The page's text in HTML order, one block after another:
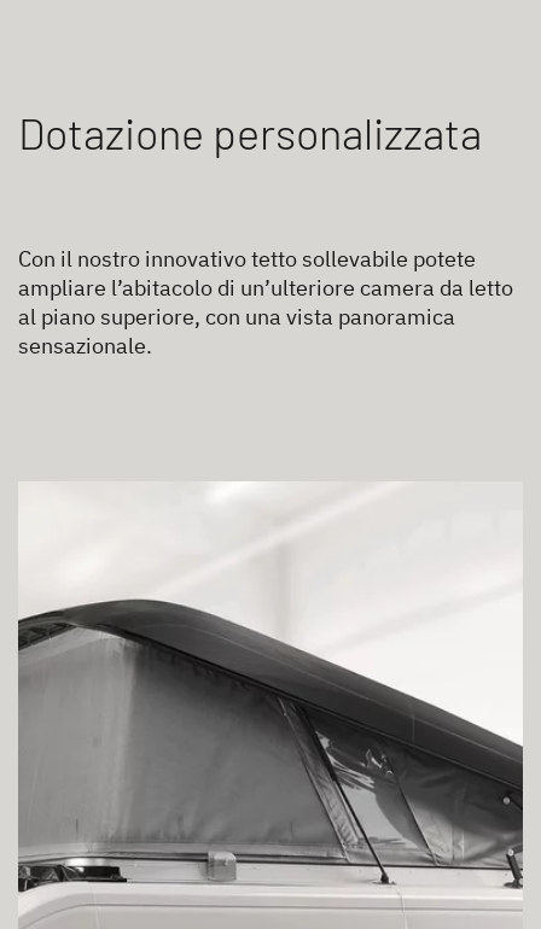
Dotazione personalizzata
Con il nostro innovativo tetto sollevabile potete
ampliare l’abitacolo di un’ulteriore camera da letto
al piano superiore, con una vista panoramica
sensazionale.